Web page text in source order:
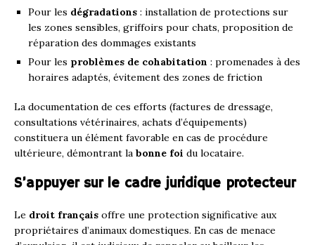
Pour les dégradations : installation de protections sur
les zones sensibles, griffoirs pour chats, proposition de
réparation des dommages existants
Pour les problèmes de cohabitation : promenades à des
horaires adaptés, évitement des zones de friction
La documentation de ces efforts (factures de dressage,
consultations vétérinaires, achats d’équipements)
constituera un élément favorable en cas de procédure
ultérieure, démontrant la bonne foi du locataire.
S’appuyer sur le cadre juridique protecteur
Le droit français offre une protection significative aux
propriétaires d’animaux domestiques. En cas de menace